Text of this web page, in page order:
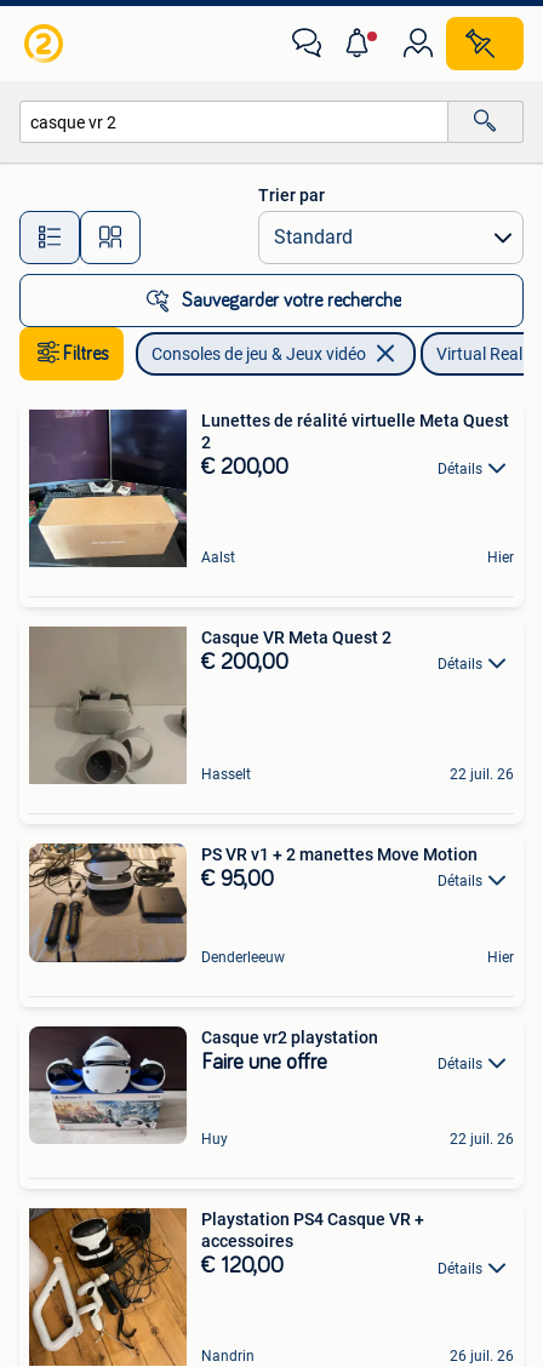
Toutes les distances…
Trier par
Sauvegarder votre recherche
Filtres Consoles de jeu & Jeux vidéo Virtual Reality
Lunettes de réalité virtuelle Meta Quest
2
€ 200,00 Détails
Aalst Hier
Casque VR Meta Quest 2
€ 200,00 Détails
Hasselt 22 juil. 26
PS VR v1 + 2 manettes Move Motion
€ 95,00 Détails
Denderleeuw Hier
Casque vr2 playstation
Faire une offre Détails
Huy 22 juil. 26
Playstation PS4 Casque VR +
accessoires
€ 120,00 Détails
Nandrin 26 juil. 26